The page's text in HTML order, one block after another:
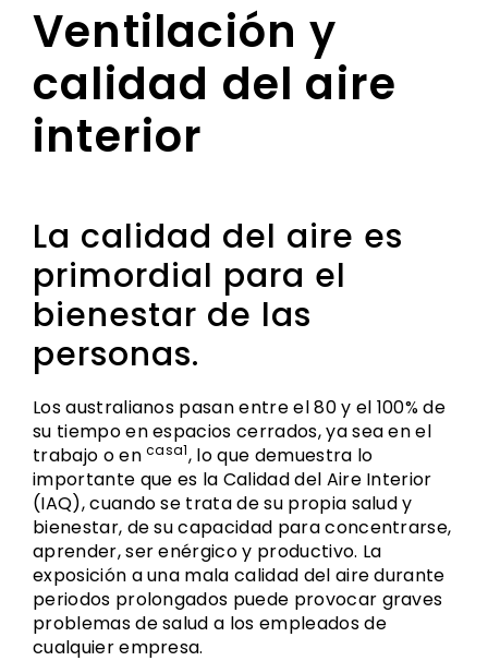
Ventilación y
calidad del aire
interior
La calidad del aire es
primordial para el
bienestar de las
personas.
Los australianos pasan entre el 80 y el 100% de
su tiempo en espacios cerrados, ya sea en el
trabajo o encasa1, lo que demuestra lo
importante que es la Calidad del Aire Interior
(IAQ), cuando se trata de su propia salud y
bienestar, de su capacidad para concentrarse,
aprender, ser enérgico y productivo. La
exposición a una mala calidad del aire durante
periodos prolongados puede provocar graves
problemas de salud a los empleados de
cualquier empresa.